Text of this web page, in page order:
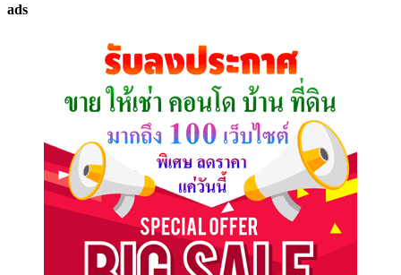
ที่
ads